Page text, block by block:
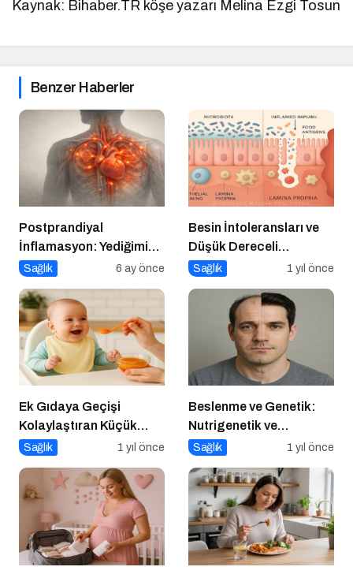
Kaynak: Bihaber.TR köşe yazarı Melina Ezgi Tosun
Benzer Haberler
Postprandiyal
İnflamasyon: Yediğimiz
Yemekten Saatler Sonra
Sağlık 6 ay önce
Besin İntoleransları ve
Düşük Dereceli
Enflamasyonun Kronik
Sağlık 1 yıl önce
Ek Gıdaya Geçişi
Kolaylaştıran Küçük
Sırlar
Sağlık 1 yıl önce
Beslenme ve Genetik:
Nutrigenetik ve
Nutrigenomik’in Rolü
Sağlık 1 yıl önce